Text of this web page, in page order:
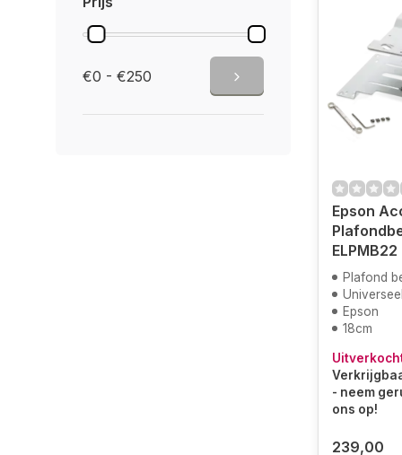
€0 - €250
Epson
ELPMB22
Plafond
Universeel
Epson
18cm
- neem
ons op!
239,00